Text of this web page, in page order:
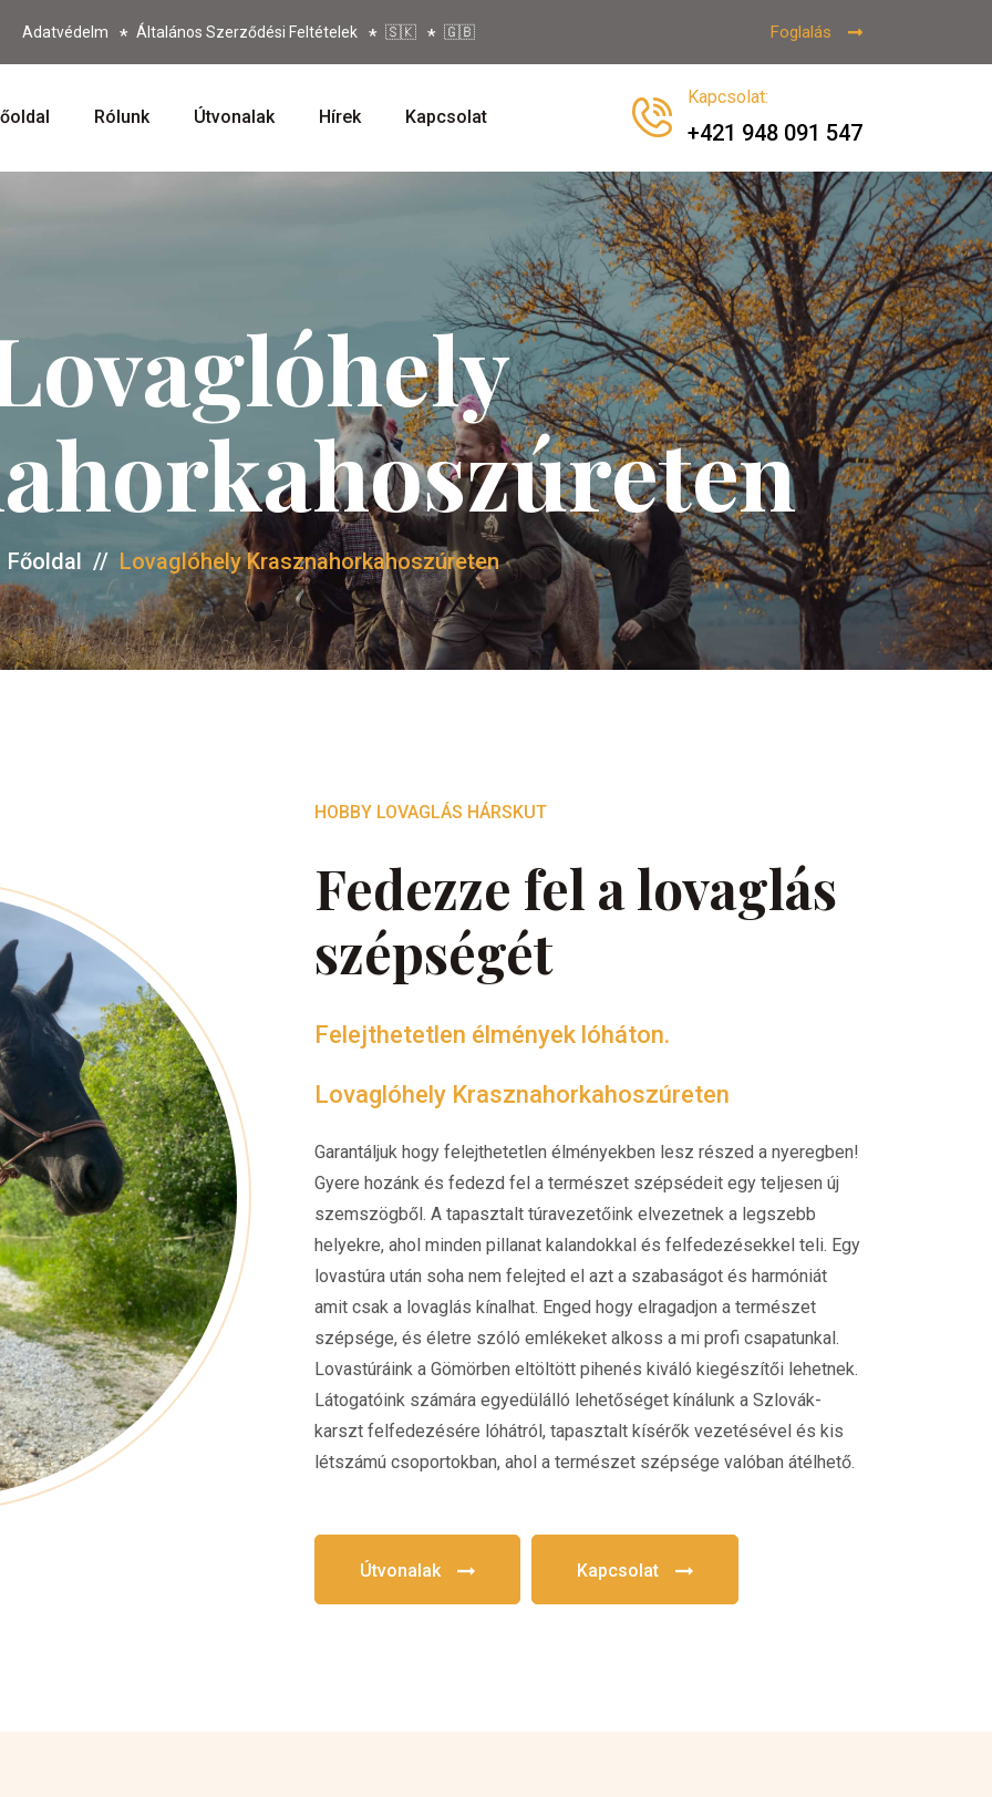
Adatvédelm Általános Szerződési Feltételek 🇸🇰 🇬🇧 Foglalás
Rólunk Útvonalak Hírek Kapcsolat
Kapcsolat:
+421 948 091 547
Főoldal // Lovaglóhely Krasznahorkahoszúreten
HOBBY LOVAGLÁS HÁRSKUT
Fedezze fel a lovaglás
szépségét
Felejthetetlen élmények lóháton.
Lovaglóhely Krasznahorkahoszúreten
Garantáljuk hogy felejthetetlen élményekben lesz részed a nyeregben!
Gyere hozánk és fedezd fel a természet szépsédeit egy teljesen új
szemszögből. A tapasztalt túravezetőink elvezetnek a legszebb
helyekre, ahol minden pillanat kalandokkal és felfedezésekkel teli. Egy
lovastúra után soha nem felejted el azt a szabaságot és harmóniát
amit csak a lovaglás kínalhat. Enged hogy elragadjon a természet
szépsége, és életre szóló emlékeket alkoss a mi profi csapatunkal.
Lovastúráink a Gömörben eltöltött pihenés kiváló kiegészítői lehetnek.
Látogatóink számára egyedülálló lehetőséget kínálunk a Szlovák-
karszt felfedezésére lóhátról, tapasztalt kísérők vezetésével és kis
létszámú csoportokban, ahol a természet szépsége valóban átélhető.
Útvonalak Kapcsolat